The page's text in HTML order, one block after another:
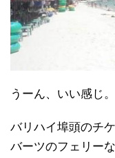
うーん、いい感じ。
バリハイ埠頭のチ
バーツのフェリー